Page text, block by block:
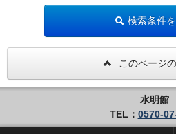
検索条件
このページ
水明館
TEL： 0570-